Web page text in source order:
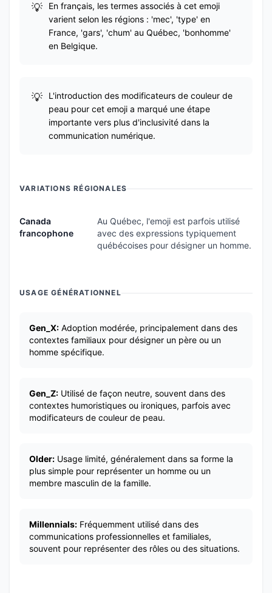
En français, les termes associés à cet emoji
varient selon les régions : 'mec', 'type' en
France, 'gars', 'chum' au Québec, 'bonhomme'
en Belgique.
L'introduction des modificateurs de couleur de
peau pour cet emoji a marqué une étape
importante vers plus d'inclusivité dans la
communication numérique.
VARIATIONS RÉGIONALES
Canada
francophone
Au Québec, l'emoji est parfois utilisé
avec des expressions typiquement
québécoises pour désigner un homme.
USAGE GÉNÉRATIONNEL
Gen_X: Adoption modérée, principalement dans des
contextes familiaux pour désigner un père ou un
homme spécifique.
Gen_Z: Utilisé de façon neutre, souvent dans des
contextes humoristiques ou ironiques, parfois avec
modificateurs de couleur de peau.
Older: Usage limité, généralement dans sa forme la
plus simple pour représenter un homme ou un
membre masculin de la famille.
Millennials: Fréquemment utilisé dans des
communications professionnelles et familiales,
souvent pour représenter des rôles ou des situations.